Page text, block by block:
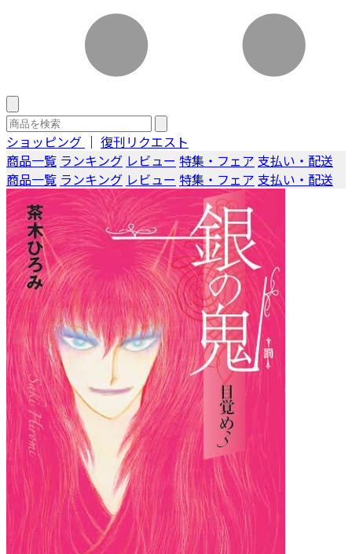
ショッピング ｜ 復刊リクエスト
商品一覧 ランキング レビュー 特集・フェア 支払い・配送
商品一覧 ランキング レビュー 特集・フェア 支払い・配送